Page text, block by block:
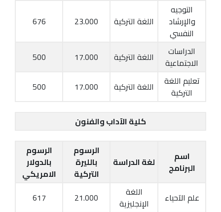
التوجيه
والإرشاد
النفسي
اللغة التركية 23.000
676
الدراسات
الاجتماعية
اللغة التركية 17.000
500
تعليم اللغة
التركية
اللغة التركية 17.000
500
كلية الآداب والفنون
اسم
البرنامج
لغة الدراسة
الرسوم
بالليرة
التركية
الرسوم
بالدولار
الامريكي
علم الآحياء
اللغة
الإنجليزية
21.000
617